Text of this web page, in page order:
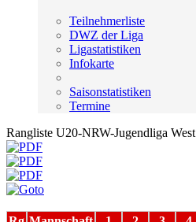
Teilnehmerliste
DWZ der Liga
Ligastatistiken
Infokarte
Saisonstatistiken
Termine
Rangliste U20-NRW-Jugendliga West